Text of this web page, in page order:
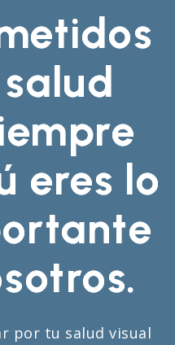
eres lo
por tu salud visual